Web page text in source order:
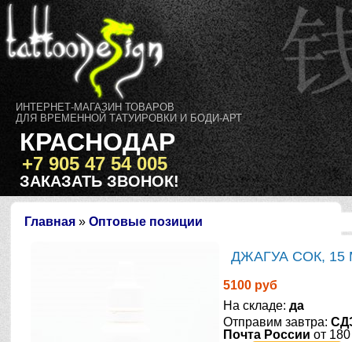
ИНТЕРНЕТ-МАГАЗИН ТОВАРОВ
ДЛЯ ВРЕМЕННОЙ ТАТУИРОВКИ И БОДИ-АРТ
КРАСНОДАР
+7 905 47 54 005
ЗАКАЗАТЬ ЗВОНОК!
Главная »Оптовые позиции
ДЖАГУА СОК, 15
5100 руб
На складе:да
Отправим завтра:
Почта России от